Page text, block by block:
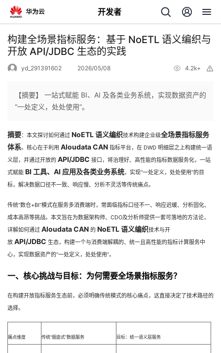
开发者
返
回
人
主
我
发
者
博
客
的
论
我
的
我
构建全场景指标服务：基于 NoETL 语义编织与
开放 API/JDBC 生态的实践
yd_291391602 2026/05/08 4.2k+
【摘要】 一站式赋能 BI、AI 及各类业务系统，实现数据资产的
“一处定义，处处使用”。
摘要：本文探讨如何通过 NoETL 语义编织技术构建企业级全场景指标服务
体系。核心在于利用 Aloudata CAN 指标平台，在 DWD 明细层之上构建统一语
义层，并通过开放的 API/JDBC 接口，将治理好、高性能的指标数据服务化，一站
式赋能 BI 工具、AI 应用及各类业务系统，实现“一处定义，处处使用”的目
标，解决数据口径不一致、响应慢、分析不灵活等传统痛点。
传统“数仓+BI”模式在服务多消费端时，常面临指标口径不一、响应迟缓、分析固化、
成本高昂等挑战。本文旨在为数据架构师、CDO及分析师提供一套可落地的方法论，
详解如何通过 Aloudata CAN 的 NoETL 语义编织技术与开
放 API/JDBC 生态，构建一个与消费端解耦的、统一且高性能的指标计算服务中
心，实现数据资产的“一处定义，处处使用”。
一、核心挑战与目标：为何需要全场景指标服务？
在构建开放指标服务生态前，必须明确传统模式的核心痛点，这直接决定了技术路径的
选择。
痛点维度 传统“烟囱式”数据服务 目标：统一语义层服务